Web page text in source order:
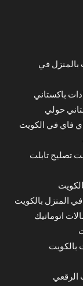
بالمنزل في
حولي
فاي في الكويت
تصليح تابلت
المنزل بالكويت
اتوماتيك
بالكويت
الرقعي